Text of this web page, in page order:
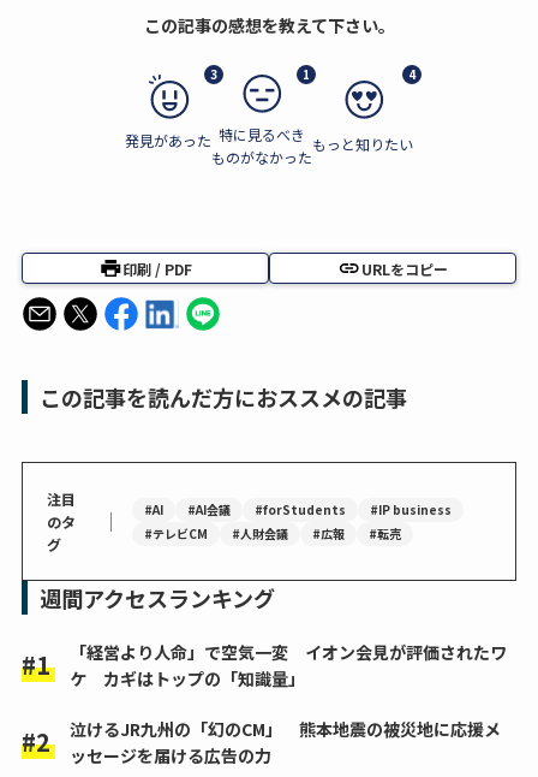
この記事の感想を教えて下さい。
3
発見があった
1
特に見るべき
ものがなかった
4
もっと知りたい
印刷 / PDF URLをコピー
この記事を読んだ方におススメの記事
注目
のタ
グ
｜ #AI #AI会議 #forStudents
#IP business
#テレビCM
#人財会議 #広報 #転売
週間アクセスランキング
「経営より人命」で空気一変 イオン会見が評価されたワ
ケ カギはトップの「知識量」
泣けるJR九州の「幻のCM」 熊本地震の被災地に応援メ
ッセージを届ける広告の力